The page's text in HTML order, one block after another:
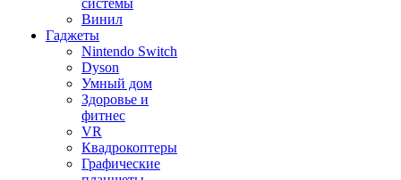
системы
Винил
Гаджеты
Nintendo Switch
Dyson
Умный дом
Здоровье и
фитнес
VR
Квадрокоптеры
Графические